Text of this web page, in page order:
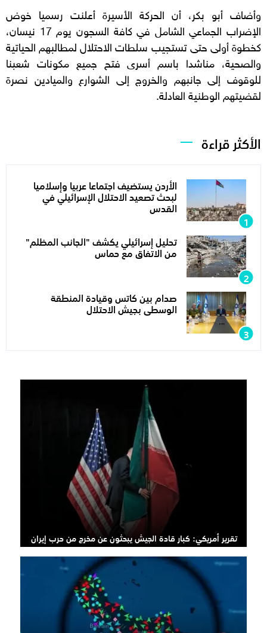
وأضاف أبو بكر، أن الحركة الأسيرة أعلنت رسميا خوض
الإضراب الجماعي الشامل في كافة السجون يوم 17 نيسان،
كخطوة أولى حتى تستجيب سلطات الاحتلال لمطالبهم الحياتية
والصحية، مناشدا باسم أسرى فتح جميع مكونات شعبنا
للوقوف إلى جانبهم والخروج إلى الشوارع والميادين نصرة
لقضيتهم الوطنية العادلة.
الأكثر قراءة
الأردن يستضيف اجتماعا عربيا وإسلاميا
لبحث تصعيد الاحتلال الإسرائيلي في
القدس
تحليل إسرائيلي يكشف "الجانب المظلم"
من الاتفاق مع حماس
صدام بين كاتس وقيادة المنطقة
الوسطى بجيش الاحتلال
تقرير أمريكي: كبار قادة الجيش يبحثون عن مخرج من حرب إيران